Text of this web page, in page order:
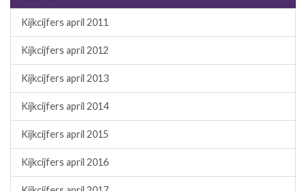
Kijkcijfers april 2011
Kijkcijfers april 2012
Kijkcijfers april 2013
Kijkcijfers april 2014
Kijkcijfers april 2015
Kijkcijfers april 2016